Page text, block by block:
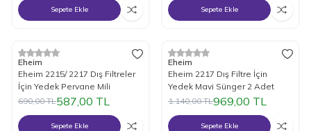
Sepete Ekle Sepete Ekle
%15İndirim
Eheim
Eheim 2215/ 2217 Dış Filtreler
İçin Yedek Pervane Mili
690,00TL587,00 TL
Sepete Ekle
%15İndirim
Eheim
Eheim 2217 Dış Filtre İçin
Yedek Mavi Sünger 2 Adet
1.140,00TL969,00 TL
Sepete Ekle